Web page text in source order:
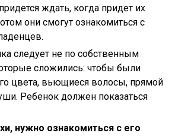
ждать, когда придет их
они смогут ознакомиться с
следует не по собственным
сложились: чтобы были
цвета, вьющиеся волосы, прямой
Ребенок должен показаться
нужно ознакомиться с его